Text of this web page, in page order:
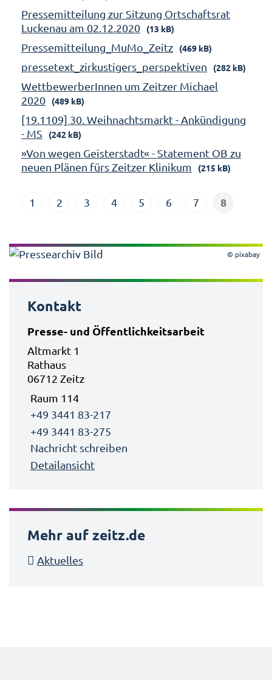
Pressemitteilung zur Sitzung Ortschaftsrat
Luckenau am 02.12.2020
(13 kB)
Pressemitteilung_MuMo_Zeitz (469 kB)
pressetext_zirkustigers_perspektiven (282 kB)
WettbewerberInnen um Zeitzer Michael
2020
(489 kB)
[19.1109] 30. Weihnachtsmarkt - Ankündigung
- MS
(242 kB)
»Von wegen Geisterstadt« - Statement OB zu
neuen Plänen fürs Zeitzer Klinikum
(215 kB)
1 2 3 4 5 6 7 8
© pixabay
Kontakt
Presse- und Öffentlichkeitsarbeit
Altmarkt 1
Rathaus
06712 Zeitz
Raum 114
+49 3441 83-217
+49 3441 83-275
Nachricht schreiben
Detailansicht
Mehr auf zeitz.de
Aktuelles